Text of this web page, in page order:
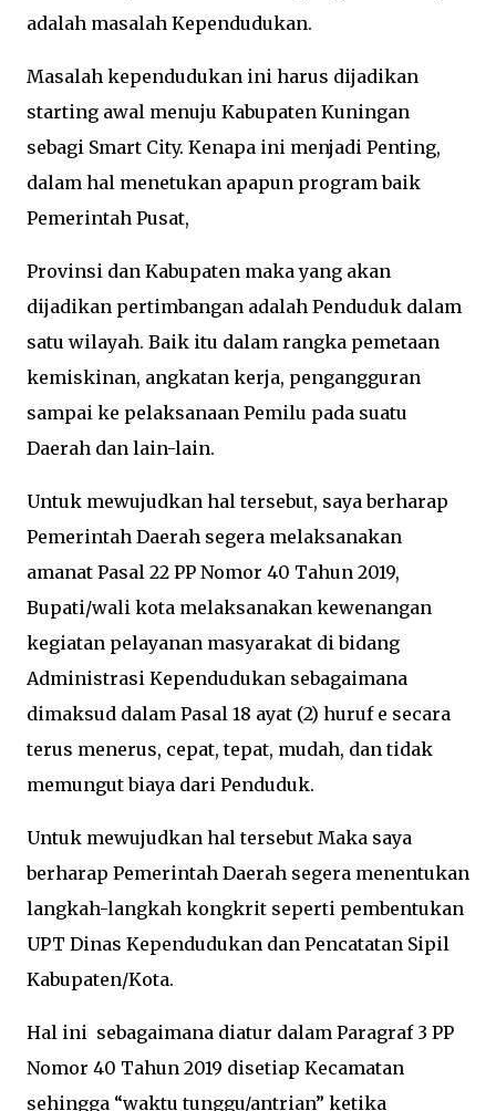
adalah masalah Kependudukan.
Masalah kependudukan ini harus dijadikan
starting awal menuju Kabupaten Kuningan
sebagi Smart City. Kenapa ini menjadi Penting,
dalam hal menetukan apapun program baik
Pemerintah Pusat,
Provinsi dan Kabupaten maka yang akan
dijadikan pertimbangan adalah Penduduk dalam
satu wilayah. Baik itu dalam rangka pemetaan
kemiskinan, angkatan kerja, pengangguran
sampai ke pelaksanaan Pemilu pada suatu
Daerah dan lain-lain.
Untuk mewujudkan hal tersebut, saya berharap
Pemerintah Daerah segera melaksanakan
amanat Pasal 22 PP Nomor 40 Tahun 2019,
Bupati/wali kota melaksanakan kewenangan
kegiatan pelayanan masyarakat di bidang
Administrasi Kependudukan sebagaimana
dimaksud dalam Pasal 18 ayat (2) huruf e secara
terus menerus, cepat, tepat, mudah, dan tidak
memungut biaya dari Penduduk.
Untuk mewujudkan hal tersebut Maka saya
berharap Pemerintah Daerah segera menentukan
langkah-langkah kongkrit seperti pembentukan
UPT Dinas Kependudukan dan Pencatatan Sipil
Kabupaten/Kota.
Hal ini sebagaimana diatur dalam Paragraf 3 PP
Nomor 40 Tahun 2019 disetiap Kecamatan
sehingga “waktu tunggu/antrian” ketika